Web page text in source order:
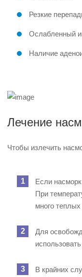
Резкие
Ослабленный
Наличие
Лечение
Чтобы излечить
Если
При
много теплых
Для
В крайних